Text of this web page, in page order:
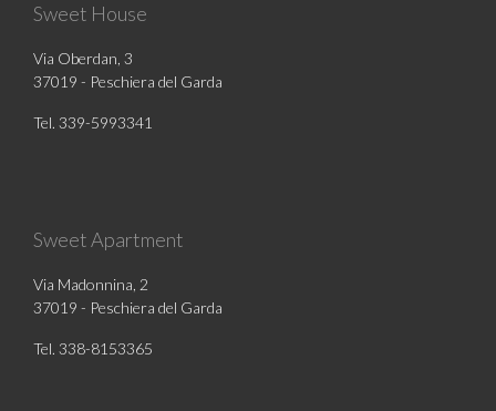
Sweet House
Via Oberdan, 3
37019 - Peschiera del Garda
Tel. 339-5993341
Sweet Apartment
Via Madonnina, 2
37019 - Peschiera del Garda
Tel. 338-8153365